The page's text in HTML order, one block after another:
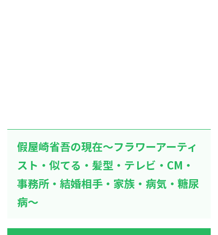
假屋崎省吾の現在～フラワーアーティ
スト・似てる・髪型・テレビ・CM・
事務所・結婚相手・家族・病気・糖尿
病～